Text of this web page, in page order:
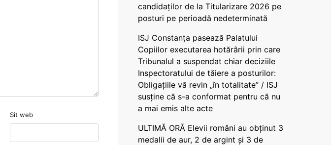
Sit web
candidaților de la Titularizare 2026 pe
posturi pe perioadă nedeterminată
ISJ Constanța pasează Palatului
Copiilor executarea hotărârii prin care
Tribunalul a suspendat chiar deciziile
Inspectoratului de tăiere a posturilor:
Obligațiile vă revin „în totalitate” / ISJ
susține că s-a conformat pentru că nu
a mai emis alte acte
ULTIMĂ ORĂ Elevii români au obținut 3
medalii de aur, 2 de argint și 3 de